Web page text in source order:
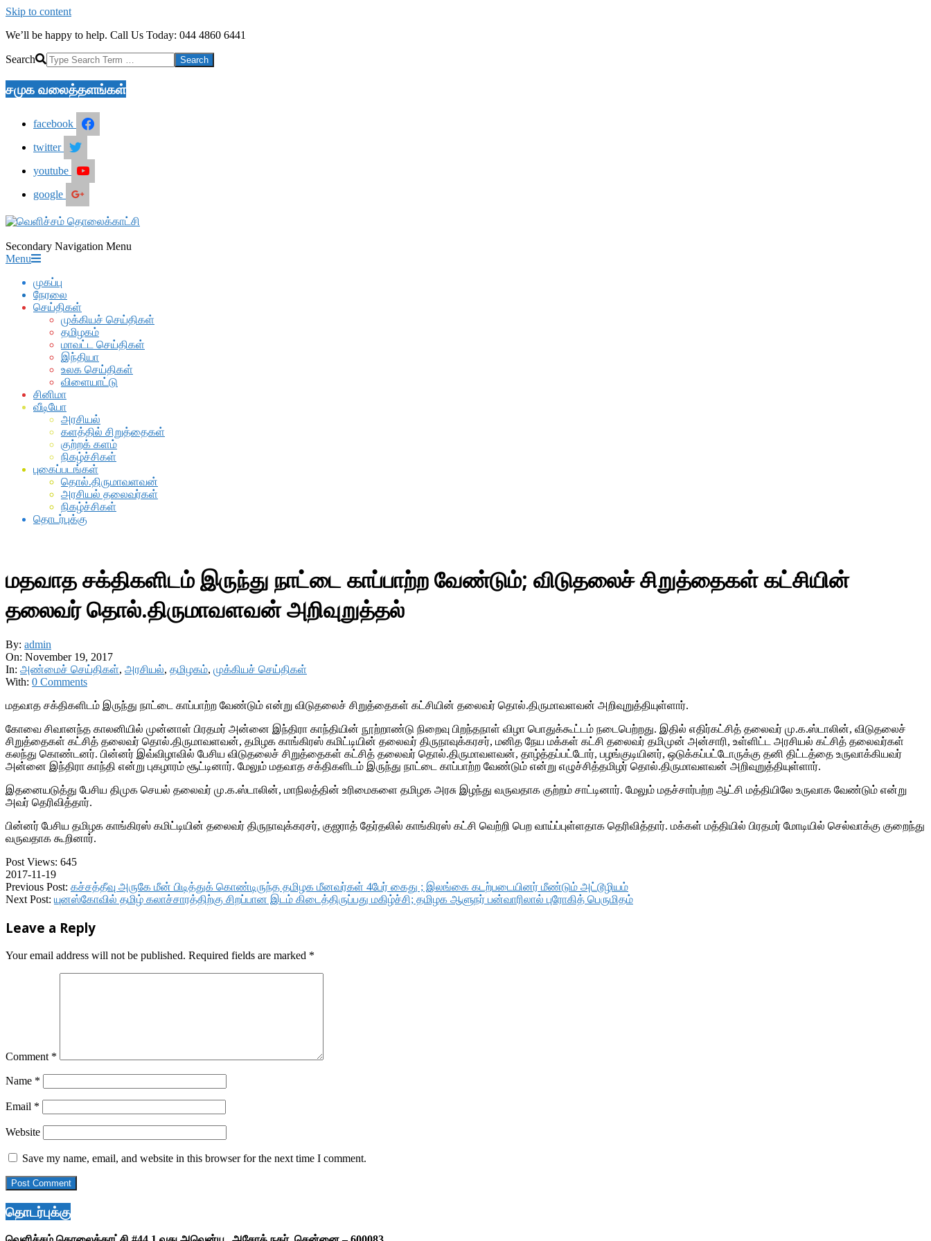
Skip to content
We’ll be happy to help. Call Us Today: 044 4860 6441
Search
சமுக வலைத்தளங்கள்
facebook
twitter
youtube
google
Secondary Navigation Menu
Menu
முகப்பு
நேரலை
செய்திகள்
முக்கியச் செய்திகள்
தமிழகம்
மாவட்ட செய்திகள்
இந்தியா
உலக செய்திகள்
விளையாட்டு
சினிமா
வீடியோ
அரசியல்
களத்தில் சிறுத்தைகள்
குற்றக் களம்
நிகழ்ச்சிகள்
புகைப்படங்கள்
தொல்.திருமாவளவன்
அரசியல் தலைவர்கள்
நிகழ்ச்சிகள்
தொடர்புக்கு
மதவாத சக்திகளிடம் இருந்து நாட்டை காப்பாற்ற வேண்டும்; விடுதலைச் சிறுத்தைகள் கட்சியின்
தலைவர் தொல்.திருமாவளவன் அறிவுறுத்தல்
By: admin
On: November 19, 2017
In: அண்மைச் செய்திகள், அரசியல், தமிழகம், முக்கியச் செய்திகள்
With: 0 Comments
மதவாத சக்திகளிடம் இருந்து நாட்டை காப்பாற்ற வேண்டும் என்று விடுதலைச் சிறுத்தைகள் கட்சியின் தலைவர் தொல்.திருமாவளவன் அறிவுறுத்தியுள்ளார்.
கோவை சிவானந்த காலனியில் முன்னாள் பிரதமர் அன்னை இந்திரா காந்தியின் நூற்றாண்டு நிறைவு பிறந்தநாள் விழா பொதுக்கூட்டம் நடைபெற்றது. இதில் எதிர்கட்சித் தலைவர் மு.க.ஸ்டாலின், விடுதலைச்
சிறுத்தைகள் கட்சித் தலைவர் தொல்.திருமாவளவன், தமிழக காங்கிரஸ் கமிட்டியின் தலைவர் திருநாவுக்கரசர், மனித நேய மக்கள் கட்சி தலைவர் தமிமுன் அன்சாரி, உள்ளிட்ட அரசியல் கட்சித் தலைவர்கள்
கலந்து கொண்டனர். பின்னர் இவ்விழாவில் பேசிய விடுதலைச் சிறுத்தைகள் கட்சித் தலைவர் தொல்.திருமாவளவன், தாழ்த்தப்பட்டோர், பழங்குடியினர், ஒடுக்கப்பட்டோருக்கு தனி திட்டத்தை உருவாக்கியவர்
அன்னை இந்திரா காந்தி என்று புகழாரம் சூட்டினார். மேலும் மதவாத சக்திகளிடம் இருந்து நாட்டை காப்பாற்ற வேண்டும் என்று எழுச்சித்தமிழர் தொல்.திருமாவளவன் அறிவுறுத்தியுள்ளார்.
இதனையடுத்து பேசிய திமுக செயல் தலைவர் மு.க.ஸ்டாலின், மாநிலத்தின் உரிமைகளை தமிழக அரசு இழந்து வருவதாக குற்றம் சாட்டினார். மேலும் மதச்சார்பற்ற ஆட்சி மத்தியிலே உருவாக வேண்டும் என்று
அவர் தெரிவித்தார்.
பின்னர் பேசிய தமிழக காங்கிரஸ் கமிட்டியின் தலைவர் திருநாவுக்கரசர், குஜராத் தேர்தலில் காங்கிரஸ் கட்சி வெற்றி பெற வாய்ப்புள்ளதாக தெரிவித்தார். மக்கள் மத்தியில் பிரதமர் மோடியில் செல்வாக்கு குறைந்து
வருவதாக கூறினார்.
Post Views: 645
2017-11-19
Previous Post: கச்சத்தீவு அருகே மீன் பிடித்துக் கொண்டிருந்த தமிழக மீனவர்கள் 4பேர் கைது ; இலங்கை கடற்படையினர் மீண்டும் அட்டூழியம்
Next Post: யுனஸ்கோவில் தமிழ் கலாச்சாரத்திற்கு சிறப்பான இடம் கிடைத்திருப்பது மகிழ்ச்சி; தமிழக ஆளுநர் பன்வாரிலால் புரோகித் பெருமிதம்
Leave a Reply
Your email address will not be published. Required fields are marked *
Comment *
Name *
Email *
Website
Save my name, email, and website in this browser for the next time I comment.
தொடர்புக்கு